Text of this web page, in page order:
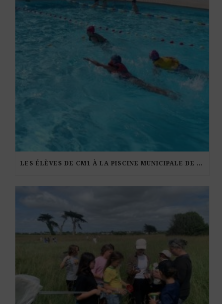
LES ÉLÈVES DE CM1 À LA PISCINE MUNICIPALE DE KERDURAND